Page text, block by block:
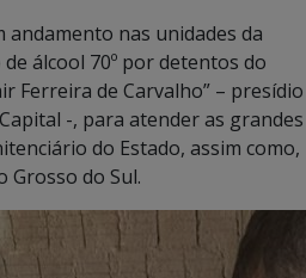
andamento nas unidades da
álcool 70º por detentos do
Ferreira de Carvalho” – presídio
-, para atender as grandes
do Estado, assim como,
Grosso do Sul.